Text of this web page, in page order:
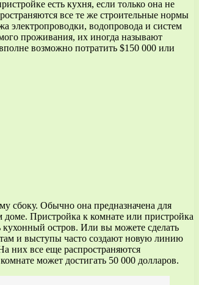
есть кухня, если только она не
все те же строительные нормы
электропроводки, водопровода и систем
проживания, их иногда называют
возможно потратить $150 000 или
сбоку. Обычно она предназначена для
Пристройка к комнате или пристройка
остров. Или вы можете сделать
и выступы часто создают новую линию
них все еще распространяются
может достигать 50 000 долларов.